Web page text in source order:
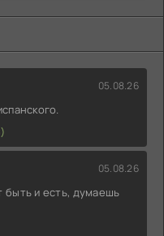
05.08.26
05.08.26
быть и есть, думаешь